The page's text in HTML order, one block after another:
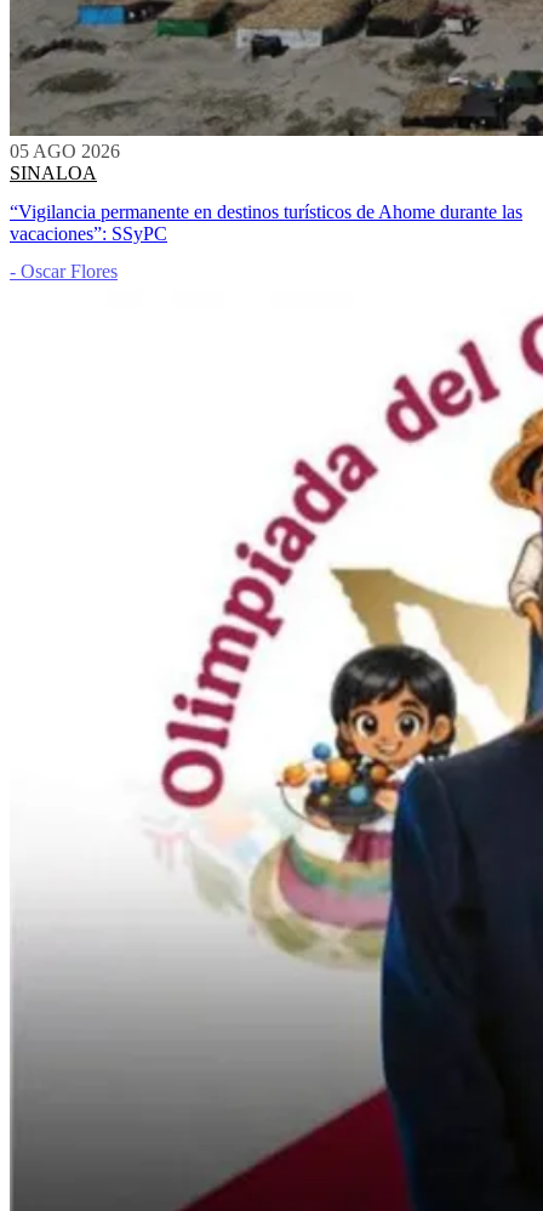
05 AGO 2026
SINALOA
“Vigilancia permanente en destinos turísticos de Ahome durante las
vacaciones”: SSyPC
- Oscar Flores